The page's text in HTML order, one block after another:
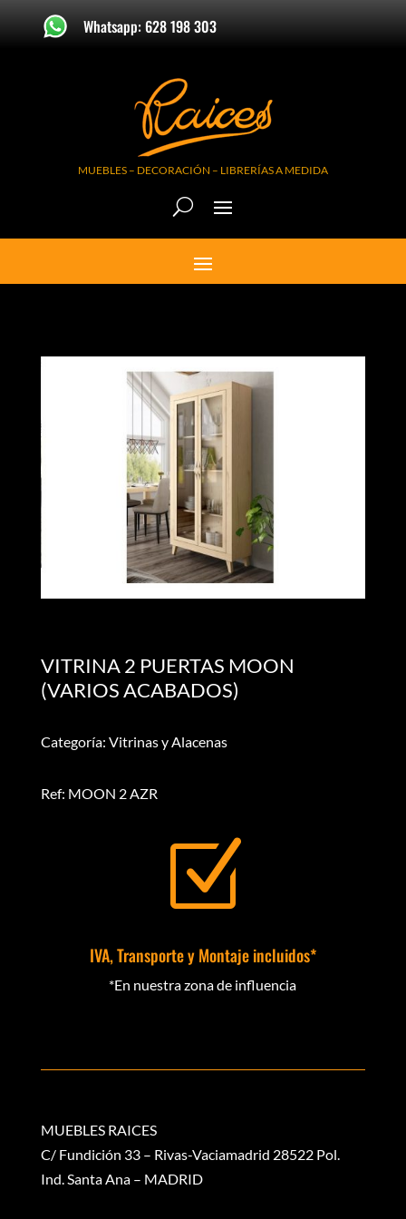
Whatsapp: 628 198 303
MUEBLES – DECORACIÓN – LIBRERÍAS A MEDIDA
VITRINA 2 PUERTAS MOON
(VARIOS ACABADOS)
Categoría: Vitrinas y Alacenas
Ref: MOON 2 AZR
Z
IVA, Transporte y Montaje incluidos*
*En nuestra zona de influencia
MUEBLES RAICES
C/ Fundición 33 – Rivas-Vaciamadrid 28522 Pol.
Ind. Santa Ana – MADRID